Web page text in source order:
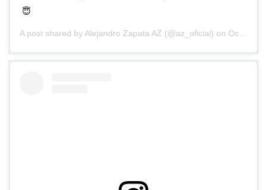
😇
A post shared by Alejandro Zapata AZ (@az_oficial) on Oct 12, 2018 at 1:03am PDT